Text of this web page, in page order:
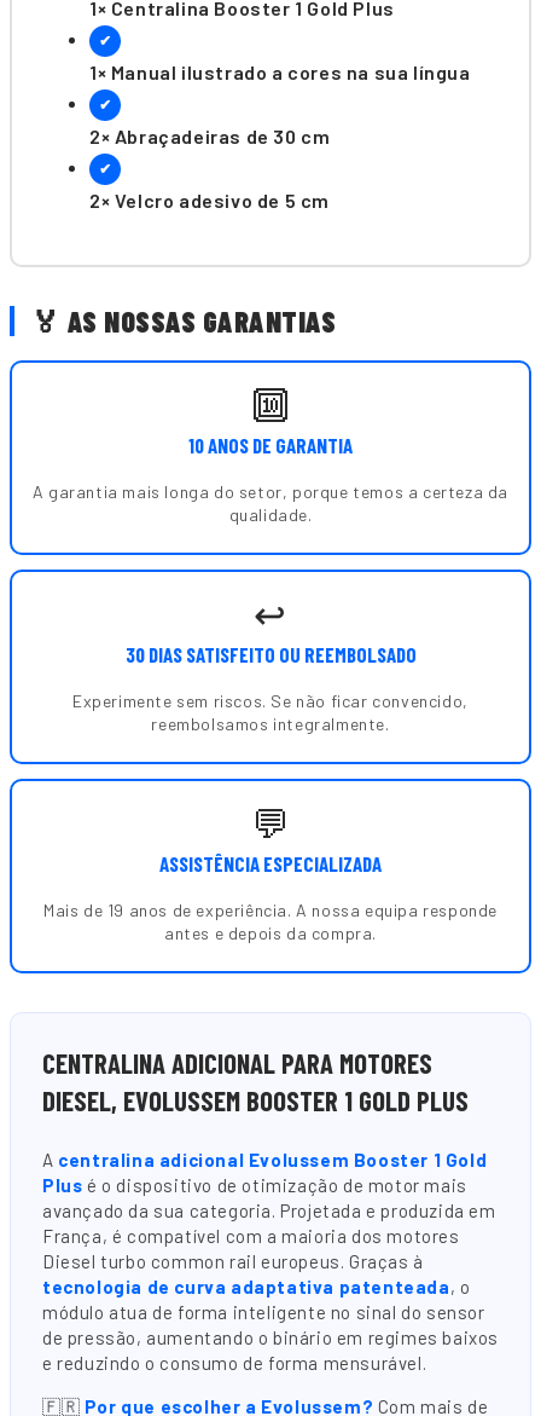
1× Centralina Booster 1 Gold Plus
✔
1× Manual ilustrado a cores na sua língua
✔
2× Abraçadeiras de 30 cm
✔
2× Velcro adesivo de 5 cm
🏅 AS NOSSAS GARANTIAS
🔟
10 ANOS DE GARANTIA
A garantia mais longa do setor, porque temos a certeza da
qualidade.
↩️
30 DIAS SATISFEITO OU REEMBOLSADO
Experimente sem riscos. Se não ficar convencido,
reembolsamos integralmente.
💬
ASSISTÊNCIA ESPECIALIZADA
Mais de 19 anos de experiência. A nossa equipa responde
antes e depois da compra.
CENTRALINA ADICIONAL PARA MOTORES
DIESEL, EVOLUSSEM BOOSTER 1 GOLD PLUS
A centralina adicional Evolussem Booster 1 Gold
Plus é o dispositivo de otimização de motor mais
avançado da sua categoria. Projetada e produzida em
França, é compatível com a maioria dos motores
Diesel turbo common rail europeus. Graças à
tecnologia de curva adaptativa patenteada, o
módulo atua de forma inteligente no sinal do sensor
de pressão, aumentando o binário em regimes baixos
e reduzindo o consumo de forma mensurável.
🇫🇷 Por que escolher a Evolussem? Com mais de